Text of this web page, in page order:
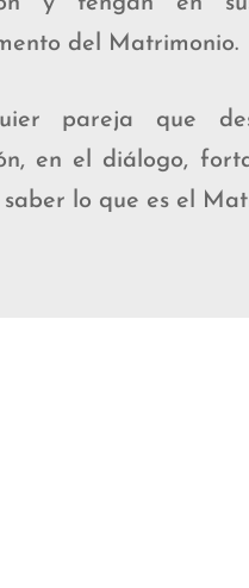
del Matrimonio.
pareja que
en el diálogo,
saber lo que es el